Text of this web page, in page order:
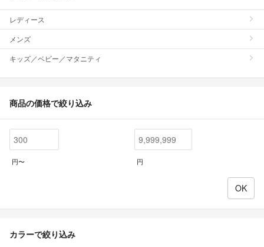
レディース
メンズ
キッズ／ベビー／マタニティ
商品の価格で絞り込み
円〜 円
カラーで絞り込み